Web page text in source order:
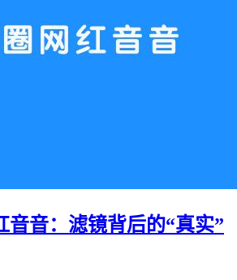
音音：滤镜背后的“真实”